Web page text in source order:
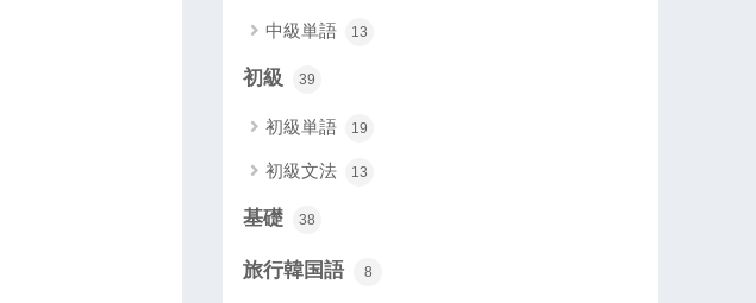
中級単語 13
初級 39
初級単語 19
初級文法 13
基礎 38
旅行韓国語 8